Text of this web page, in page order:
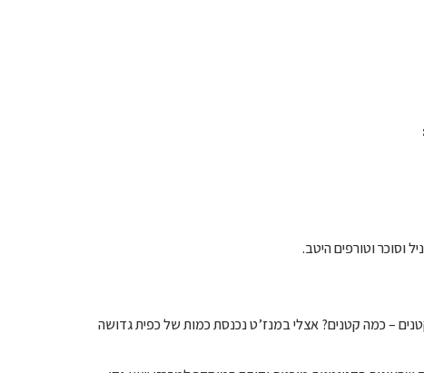
וסוכר וטורפים היטב.
– כמה קטנים? אצלי במנז’ט נכנסת כמות של כפית גדושה